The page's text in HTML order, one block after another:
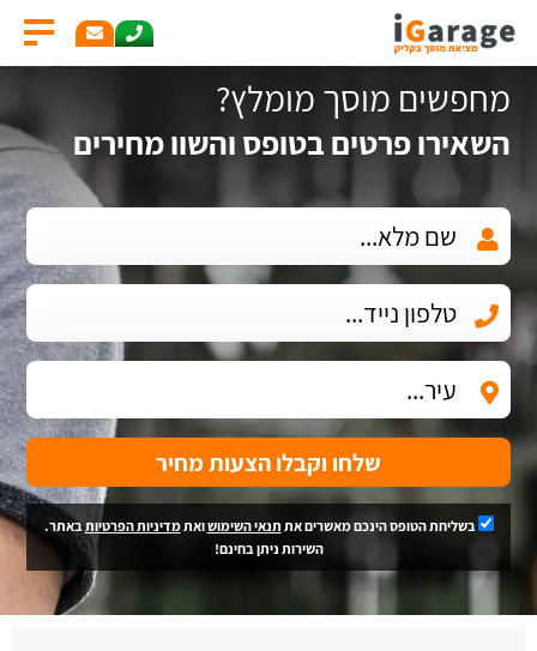
מחפשים מוסך מומלץ?
השאירו פרטים בטופס והשוו מחירים
שלחו וקבלו הצעות מחיר
בשליחת הטופס הינכם מאשרים את תנאי השימושואתמדיניות הפרטיותבאתר.
השירות ניתן בחינם!